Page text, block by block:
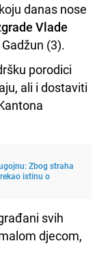
danas nose
Vlade
(3).
porodici
ali i dostaviti
Zbog straha
istinu o
svih
djecom,